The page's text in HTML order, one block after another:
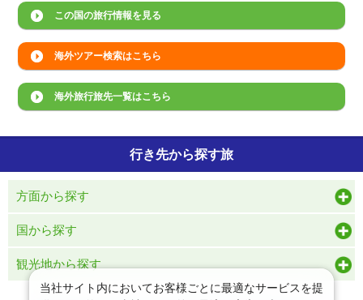
この国の旅行情報を見る
海外ツアー検索はこちら
海外旅行旅先一覧はこちら
行き先から探す旅
方面から探す
国から探す
観光地から探す
当社サイト内においてお客様ごとに最適なサービスを提